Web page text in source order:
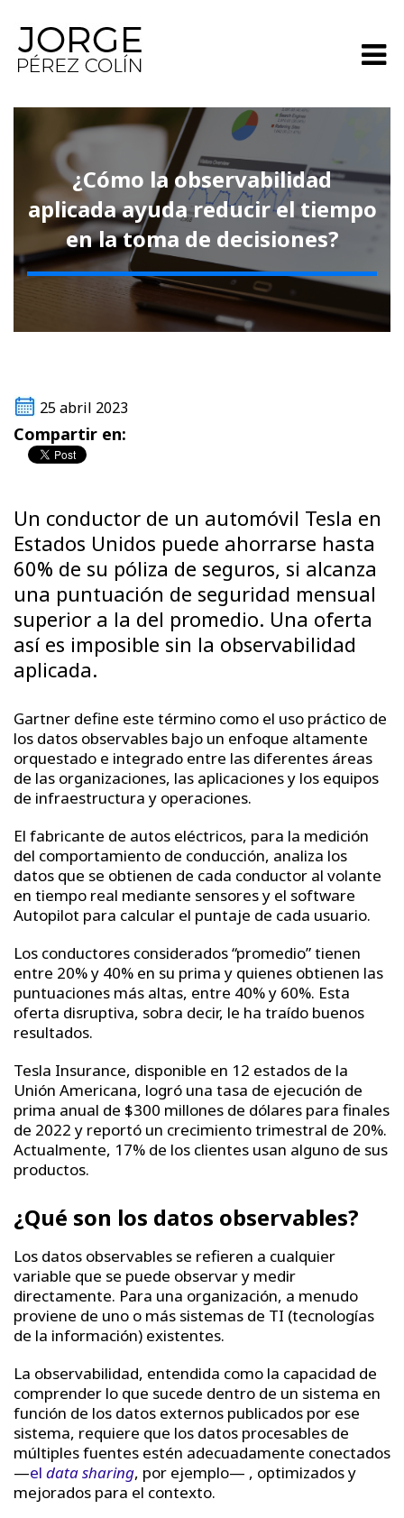
¿Cómo la observabilidad
aplicada ayuda reducir el tiempo
en la toma de decisiones?
25 abril 2023
Compartir en:
Un conductor de un automóvil Tesla en
Estados Unidos puede ahorrarse hasta
60% de su póliza de seguros, si alcanza
una puntuación de seguridad mensual
superior a la del promedio. Una oferta
así es imposible sin la observabilidad
aplicada.
Gartner define este término como el uso práctico de
los datos observables bajo un enfoque altamente
orquestado e integrado entre las diferentes áreas
de las organizaciones, las aplicaciones y los equipos
de infraestructura y operaciones.
El fabricante de autos eléctricos, para la medición
del comportamiento de conducción, analiza los
datos que se obtienen de cada conductor al volante
en tiempo real mediante sensores y el software
Autopilot para calcular el puntaje de cada usuario.
Los conductores considerados “promedio” tienen
entre 20% y 40% en su prima y quienes obtienen las
puntuaciones más altas, entre 40% y 60%. Esta
oferta disruptiva, sobra decir, le ha traído buenos
resultados.
Tesla Insurance, disponible en 12 estados de la
Unión Americana, logró ​​una tasa de ejecución de
prima anual de $300 millones de dólares para finales
de 2022 y reportó un crecimiento trimestral de 20%.
Actualmente, 17% de los clientes usan alguno de sus
productos.
¿Qué son los datos observables?
Los datos observables se refieren a cualquier
variable que se puede observar y medir
directamente. Para una organización, a menudo
proviene de uno o más sistemas de TI (tecnologías
de la información) existentes.
La observabilidad, entendida como la capacidad de
comprender lo que sucede dentro de un sistema en
función de los datos externos publicados por ese
sistema, requiere que los datos procesables de
múltiples fuentes estén adecuadamente conectados
—el data sharing, por ejemplo— , optimizados y
mejorados para el contexto.